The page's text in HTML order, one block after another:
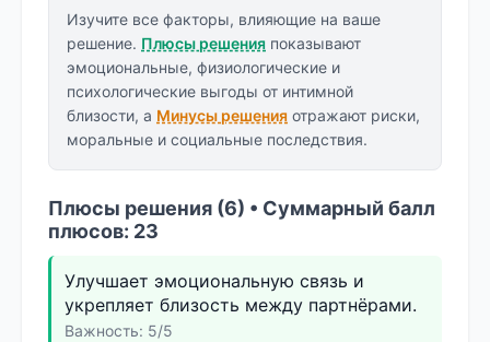
Изучите все факторы, влияющие на ваше
решение. Плюсы решения показывают
эмоциональные, физиологические и
психологические выгоды от интимной
близости, а Минусы решения отражают риски,
моральные и социальные последствия.
Плюсы решения (6) • Суммарный балл
плюсов: 23
Улучшает эмоциональную связь и
укрепляет близость между партнёрами.
Важность: 5/5